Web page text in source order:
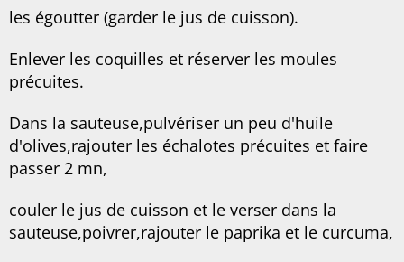
les égoutter (garder le jus de cuisson).
Enlever les coquilles et réserver les moules
précuites.
Dans la sauteuse,pulvériser un peu d'huile
d'olives,rajouter les échalotes précuites et faire
passer 2 mn,
couler le jus de cuisson et le verser dans la
sauteuse,poivrer,rajouter le paprika et le curcuma,